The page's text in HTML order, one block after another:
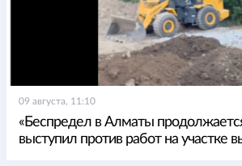
09 августа, 11:10
«Беспредел в Алматы
выступил против работ на участке